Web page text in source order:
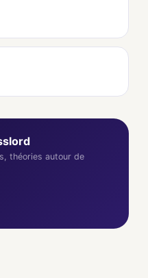
théories autour de